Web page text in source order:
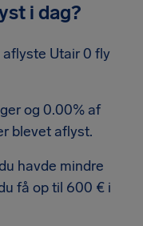
i dag?
Utair 0 fly
og 0.00% af
blevet aflyst.
havde mindre
få op til 600 € i